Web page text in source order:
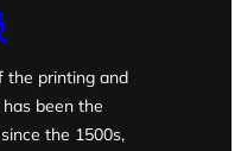
the printing and
been the
the 1500s,